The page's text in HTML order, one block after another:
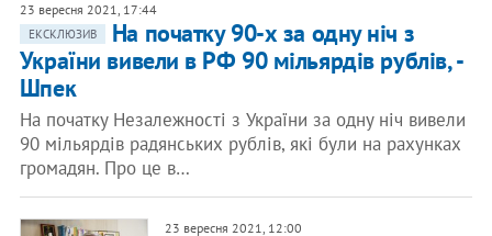
23 вересня 2021, 17:44
ЕКСКЛЮЗИВ
На початку 90-х за одну ніч з
України вивели в РФ 90 мільярдів рублів, -
Шпек
На початку Незалежності з України за одну ніч вивели
90 мільярдів радянських рублів, які були на рахунках
громадян. Про це в…
23 вересня 2021, 12:00